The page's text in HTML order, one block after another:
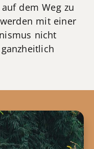
dem Weg zu
mit einer
nicht